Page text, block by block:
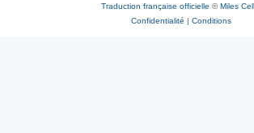
Traduction française officielle ©Miles
Confidentialité | Conditions